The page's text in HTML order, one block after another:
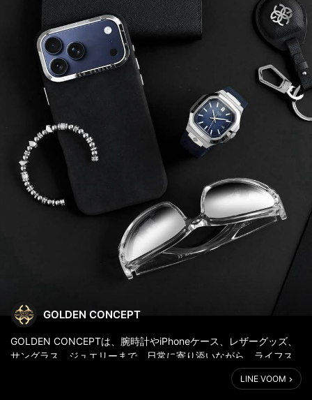
GOLDEN CONCEPT
GOLDEN CONCEPTは、腕時計やiPhoneケース、レザーグッズ、
サングラス、ジュエリーまで、日常に寄り添いながら、ライフス
タイルの質を静かに高めるアイテムを展開しています。
LINE VOOM